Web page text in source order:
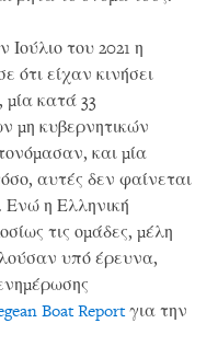
Ιούλιο του 2021 η
ότι είχαν κινήσει
μία κατά 33
μη κυβερνητικών
και μία
αυτές δεν φαίνεται
Ενώ η Ελληνική
τις ομάδες, μέλη
υπό έρευνα,
Boat Reportγια την